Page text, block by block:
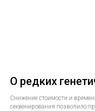
О редких
Снижение стоимости и
секвенирования позволило